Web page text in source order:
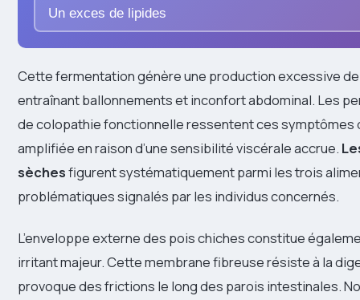
Un exces de lipides
Cette fermentation génère une production excessive
entraînant ballonnements et inconfort abdominal. Les
de colopathie fonctionnelle ressentent ces symptômes
amplifiée en raison d’une sensibilité viscérale accrue.
sèchesfigurent systématiquement parmi les trois
problématiques signalés par les individus concernés.
L’enveloppe externe des pois chiches constitue
irritant majeur. Cette membrane fibreuse résiste à la
provoque des frictions le long des parois intestinales.